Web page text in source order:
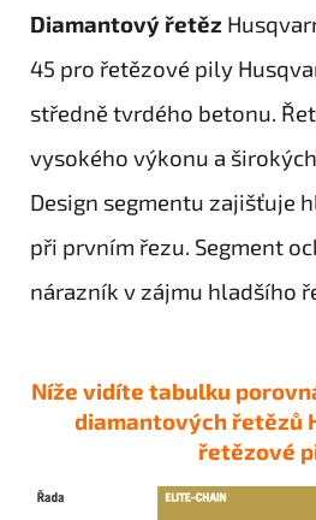
Diamantový řetěz
45 pro řetězové pily
středně tvrdého betonu.
vysokého výkonu a
Design segmentu zajišťuje
při prvním řezu. Segment
nárazník v zájmu hladšího
Níže vidíte tabulku
diamantových řetězů
řetězové